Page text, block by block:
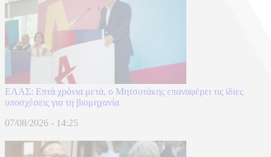
ΕΛΑΣ: Επτά χρόνια μετά, ο Μητσοτάκης επαναφέρει τις ίδιες
υποσχέσεις για τη βιομηχανία
07/08/2026 - 14:25